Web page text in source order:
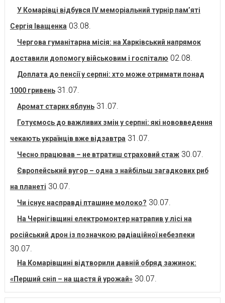
У Комарівці відбувся IV меморіальний турнір пам’яті
Сергія Іващенка 03.08.
Чергова гуманітарна місія: на Харківський напрямок
доставили допомогу військовим і госпіталю 02.08.
Доплата до пенсії у серпні: хто може отримати понад
1000 гривень 31.07.
Аромат старих яблунь 31.07.
Готуємось до важливих змін у серпні: які нововведення
чекають українців вже відзавтра 31.07.
Чесно працював – не втратиш страховий стаж 30.07.
Європейський вугор – одна з найбільш загадкових риб
на планеті 30.07.
Чи існує насправді пташине молоко? 30.07.
На Чернігівщині електромонтер натрапив у лісі на
російський дрон із позначкою радіаційної небезпеки
30.07.
На Комарівщині відтворили давній обряд зажинок:
«Перший сніп – на щастя й урожай» 30.07.